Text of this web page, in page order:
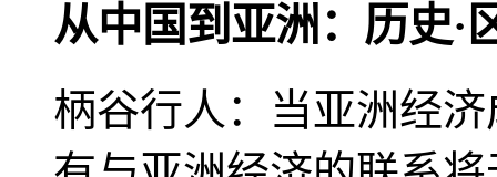
从中国到亚洲：历史·
柄谷行人：当亚洲经